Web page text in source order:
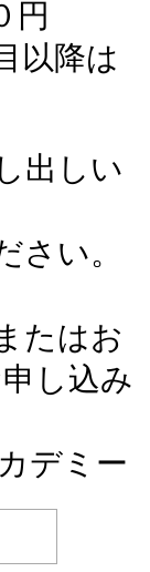
円
以降は
出しい
さい。
たはお
し込み
デミー